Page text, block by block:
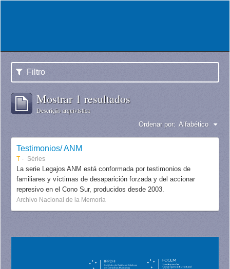
Filtro
Mostrar 1 resultados
Descrição arquivística
Ordenar por: Alfabético
Testimonios/ ANM
T Séries
La serie Legajos ANM está conformada por testimonios de
familiares y víctimas de desaparición forzada y del accionar
represivo en el Cono Sur, producidos desde 2003.
Archivo Nacional de la Memoria